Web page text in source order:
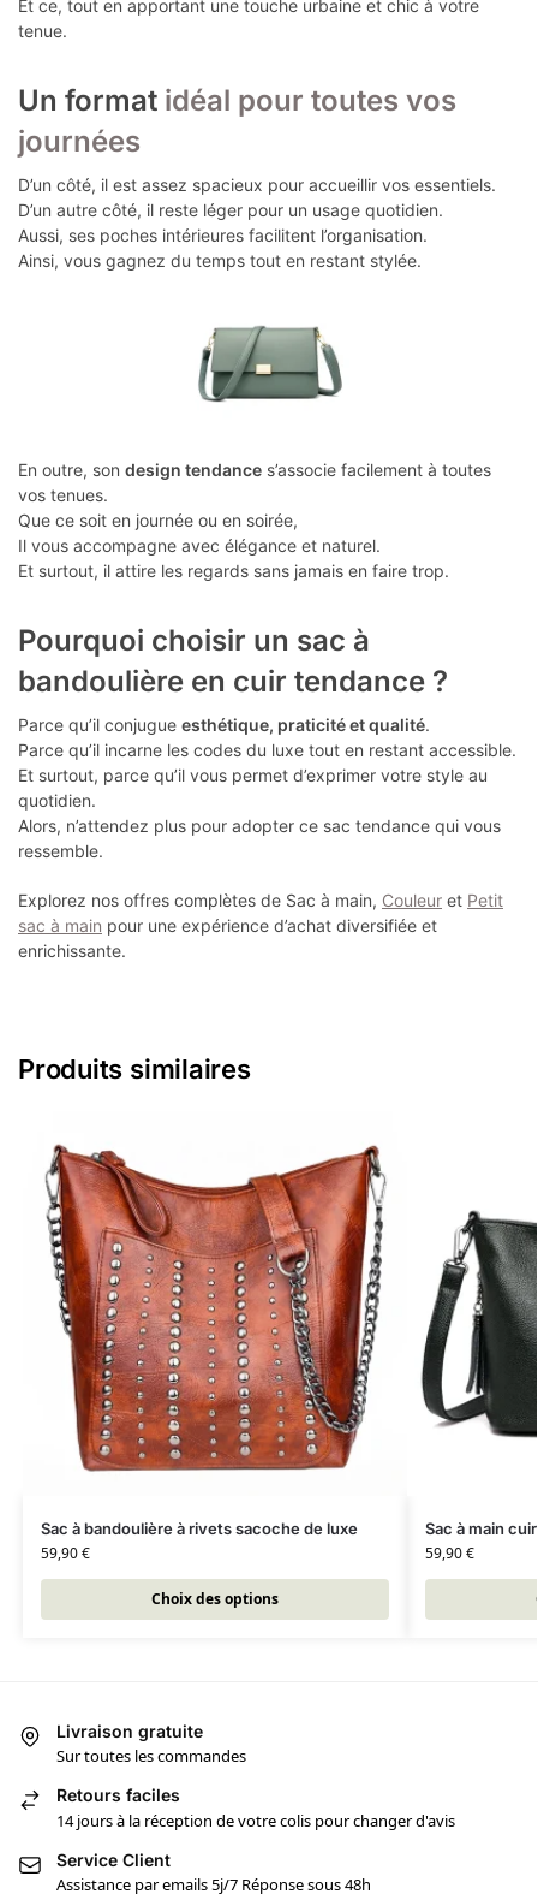
Et ce, tout en apportant une touche urbaine et chic à votre
tenue.
Un format idéal pour toutes vos
journées
D’un côté, il est assez spacieux pour accueillir vos essentiels.
D’un autre côté, il reste léger pour un usage quotidien.
Aussi, ses poches intérieures facilitent l’organisation.
Ainsi, vous gagnez du temps tout en restant stylée.
En outre, son design tendance s’associe facilement à toutes
vos tenues.
Que ce soit en journée ou en soirée,
Il vous accompagne avec élégance et naturel.
Et surtout, il attire les regards sans jamais en faire trop.
Pourquoi choisir un sac à
bandoulière en cuir tendance ?
Parce qu’il conjugue esthétique, praticité et qualité.
Parce qu’il incarne les codes du luxe tout en restant accessible.
Et surtout, parce qu’il vous permet d’exprimer votre style au
quotidien.
Alors, n’attendez plus pour adopter ce sac tendance qui vous
ressemble.
Explorez nos offres complètes de Sac à main, Couleur et Petit
sac à main pour une expérience d’achat diversifiée et
enrichissante.
Produits similaires
Sac à bandoulière à rivets sacoche de luxe
59,90€
Choix des options
Sac à main
59,90€
Livraison gratuite
Sur toutes les commandes
Retours faciles
14 jours à la réception de votre colis pour changer d'avis
Service Client
Assistance par emails 5j/7 Réponse sous 48h